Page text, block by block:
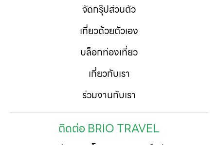
จัดกรุ๊ปส่วนตัว
เที่ยวด้วยตัวเอง
บล็อกท่องเที่ยว
เกี่ยวกับเรา
ร่วมงานกับเรา
ติดต่อ BRIO TRAVEL